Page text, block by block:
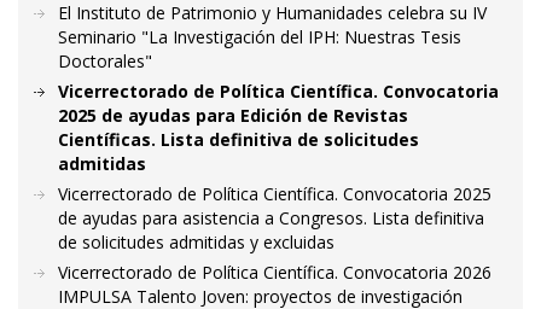
El Instituto de Patrimonio y Humanidades celebra su IV
Seminario "La Investigación del IPH: Nuestras Tesis
Doctorales"
Vicerrectorado de Política Científica. Convocatoria
2025 de ayudas para Edición de Revistas
Científicas. Lista definitiva de solicitudes
admitidas
Vicerrectorado de Política Científica. Convocatoria 2025
de ayudas para asistencia a Congresos. Lista definitiva
de solicitudes admitidas y excluidas
Vicerrectorado de Política Científica. Convocatoria 2026
IMPULSA Talento Joven: proyectos de investigación